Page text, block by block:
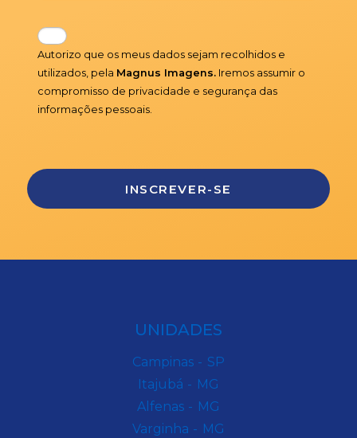
Autorizo que os meus dados sejam recolhidos e
utilizados, pela Magnus Imagens.Iremos assumir o
compromisso de privacidade e segurança das
informações pessoais.
UNIDADES
Campinas - SP
Itajubá - MG
Alfenas - MG
Varginha - MG